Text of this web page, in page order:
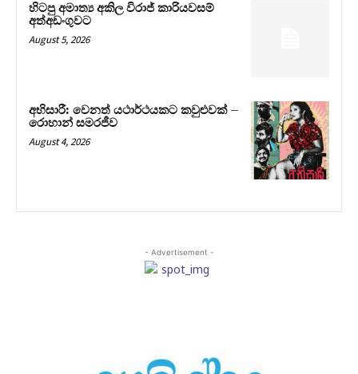
හිටපු අමාත්‍ය අකිල විරාජ් කාරියවසම්
අත්අඩංගුවට
August 5, 2026
අභිසාරී: වෙනත් යථාර්ථයකට කවුළුවක් –
රොහාන් සමරජීව
August 4, 2026
- Advertisement -